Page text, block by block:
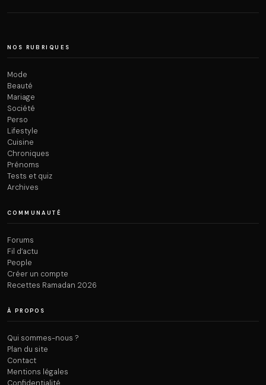
NOS RUBRIQUES
Mode
Beauté
Mariage
Société
Perso
Lifestyle
Cuisine
Chroniques
Prénoms
Tests et quiz
Archives
COMMUNAUTÉ
Forums
Fil d’actu
People
Créer un compte
Recettes Ramadan 2026
À PROPOS
Qui sommes-nous ?
Plan du site
Contact
Mentions légales